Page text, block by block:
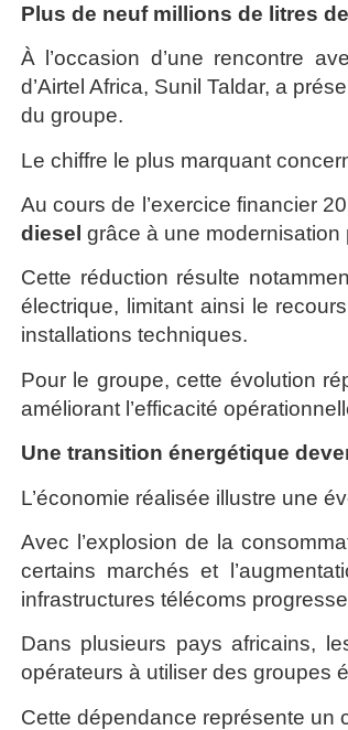
Plus de neuf millions de litres
À l’occasion d’une rencontre
d’Airtel Africa, Sunil Taldar, a
du groupe.
Le chiffre le plus marquant
Au cours de l’exercice financier
diesel grâce à une
Cette réduction résulte
électrique, limitant ainsi le
installations techniques.
Pour le groupe, cette évolution
améliorant l’efficacité
Une transition énergétique
L’économie réalisée illustre une
Avec l’explosion de la
certains marchés et
infrastructures télécoms
Dans plusieurs pays africains,
opérateurs à utiliser des groupes
Cette dépendance représente un